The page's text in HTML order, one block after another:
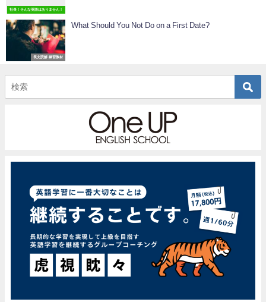
社長！そんな英語はありません！
長文読解 練習教材
What Should You Not Do on a First Date?